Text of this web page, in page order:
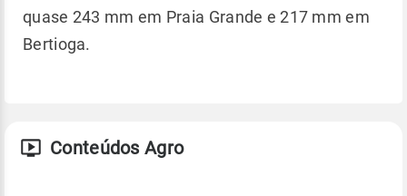
quase 243 mm em Praia Grande e 217 mm em
Bertioga.
Conteúdos Agro